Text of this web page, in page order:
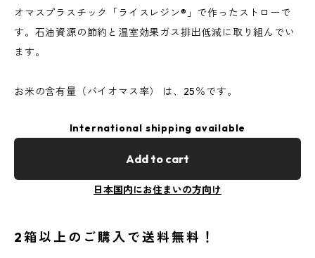
オマスプラスチック「ライスレジン®」で作ったストローで
す。石油資源の節約と温室効果ガス排出低減に取り組んでい
ます。
お米の含有量（バイオマス率） は、25％です。
International shipping available
Add to cart
日本国内にお住まいの方向け
2 箱 以 上 の ご 購 入 で 送 料 無 料 ！